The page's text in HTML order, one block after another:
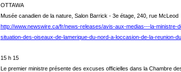
OTTAWA
Musée canadien de la nature, Salon Barrick - 3e étage, 240, rue McLeod
http://www.newswire.ca/fr/news-releases/avis-aux-medias---la-
situation-des-oiseaux-de-lamerique-du-nord-a-loccasion-de-la-reunion-
15 h 15
Le premier ministre présente des excuses officielles dans la Chambre